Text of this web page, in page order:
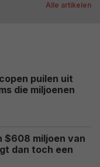
Alle artikelen
puilen uit
die miljoenen
$608 miljoen van
dan toch een